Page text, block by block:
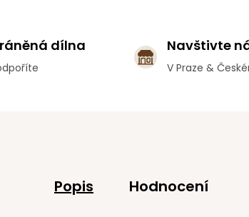
dílna Navštivte
V Praze &
Popis Hodnocení